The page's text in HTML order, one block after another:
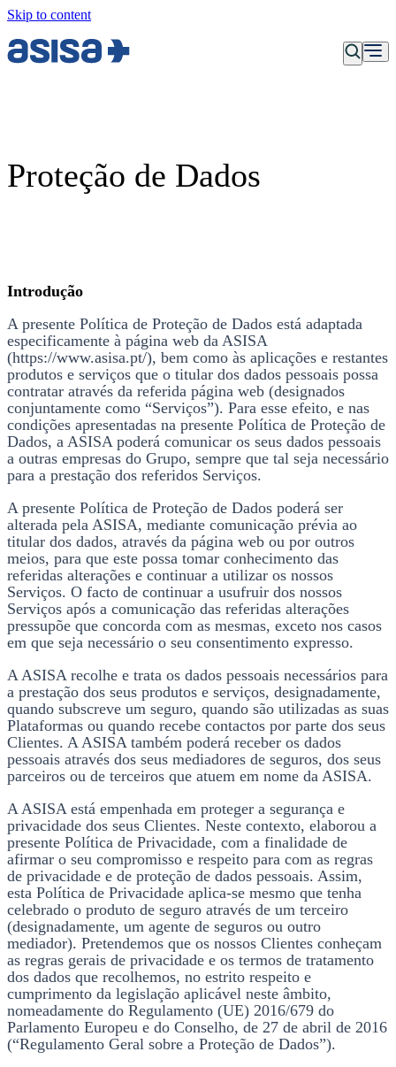
Skip to content
Proteção de Dados
Introdução
A presente Política de Proteção de Dados está adaptada
especificamente à página web da ASISA
(https://www.asisa.pt/), bem como às aplicações e restantes
produtos e serviços que o titular dos dados pessoais possa
contratar através da referida página web (designados
conjuntamente como “Serviços”). Para esse efeito, e nas
condições apresentadas na presente Política de Proteção de
Dados, a ASISA poderá comunicar os seus dados pessoais
a outras empresas do Grupo, sempre que tal seja necessário
para a prestação dos referidos Serviços.
A presente Política de Proteção de Dados poderá ser
alterada pela ASISA, mediante comunicação prévia ao
titular dos dados, através da página web ou por outros
meios, para que este possa tomar conhecimento das
referidas alterações e continuar a utilizar os nossos
Serviços. O facto de continuar a usufruir dos nossos
Serviços após a comunicação das referidas alterações
pressupõe que concorda com as mesmas, exceto nos casos
em que seja necessário o seu consentimento expresso.
A ASISA recolhe e trata os dados pessoais necessários para
a prestação dos seus produtos e serviços, designadamente,
quando subscreve um seguro, quando são utilizadas as suas
Plataformas ou quando recebe contactos por parte dos seus
Clientes. A ASISA também poderá receber os dados
pessoais através dos seus mediadores de seguros, dos seus
parceiros ou de terceiros que atuem em nome da ASISA.
A ASISA está empenhada em proteger a segurança e
privacidade dos seus Clientes. Neste contexto, elaborou a
presente Política de Privacidade, com a finalidade de
afirmar o seu compromisso e respeito para com as regras
de privacidade e de proteção de dados pessoais. Assim,
esta Política de Privacidade aplica-se mesmo que tenha
celebrado o produto de seguro através de um terceiro
(designadamente, um agente de seguros ou outro
mediador). Pretendemos que os nossos Clientes conheçam
as regras gerais de privacidade e os termos de tratamento
dos dados que recolhemos, no estrito respeito e
cumprimento da legislação aplicável neste âmbito,
nomeadamente do Regulamento (UE) 2016/679 do
Parlamento Europeu e do Conselho, de 27 de abril de 2016
(“Regulamento Geral sobre a Proteção de Dados”).